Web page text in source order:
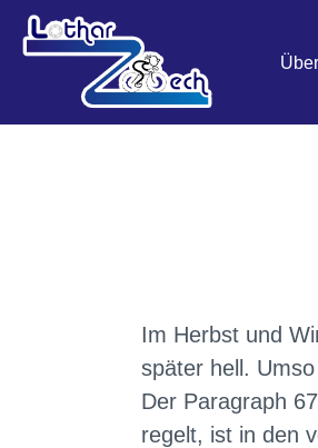
Im Herbst und
später hell.
Der Paragraph
regelt, ist in den